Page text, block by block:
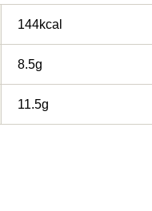
144kcal
8.5g
11.5g